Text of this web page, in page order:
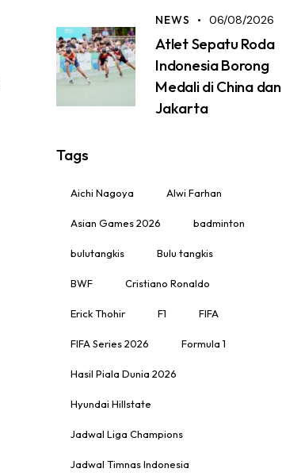
NEWS 06/08/2026
Atlet Sepatu Roda
Indonesia Borong
Medali di China dan
Jakarta
Tags
Aichi Nagoya Alwi Farhan
Asian Games 2026 badminton
bulutangkis Bulu tangkis
BWF Cristiano Ronaldo
Erick Thohir F1 FIFA
FIFA Series 2026 Formula 1
Hasil Piala Dunia 2026
Hyundai Hillstate
Jadwal Liga Champions
Jadwal Timnas Indonesia